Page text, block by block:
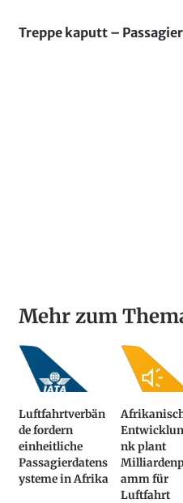
Treppe kaputt –
Mehr zum
Luftfahrtverbän
de fordern
einheitliche
Passagierdatens
ysteme in Afrika
nk plant
amm für
Luftfahrt